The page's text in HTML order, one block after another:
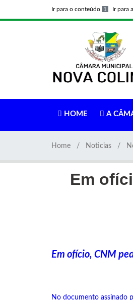
Ir para o conteúdo 1 Ir para
HOME A
Home Noticias
Em
Em ofício, CNM
No documento assinado